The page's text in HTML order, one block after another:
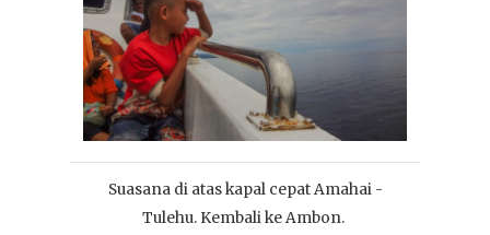
Suasana di atas kapal cepat Amahai -
Tulehu. Kembali ke Ambon.